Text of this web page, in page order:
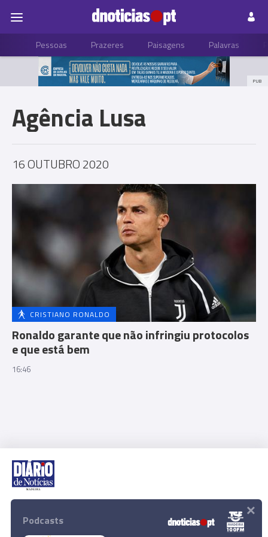
Pessoas Prazeres Paisagens Palavras
PUB
Agência Lusa
16 OUTUBRO 2020
CRISTIANO RONALDO
Ronaldo garante que não infringiu protocolos
e que está bem
16:46
Rua Dr. Fernão de Ornelas, 56 - 3º
291 202 300
Podcasts ×